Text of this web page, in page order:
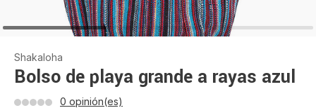
Shakaloha
Bolso de playa grande a rayas azul
0 opinión(es)